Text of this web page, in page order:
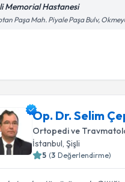
Memorial Hastanesi
Paşa Mah. Piyale Paşa Bulv,
Op. Dr. Selim
Ortopedi ve
İstanbul, Şişli
5 (3 Değerlendirme)